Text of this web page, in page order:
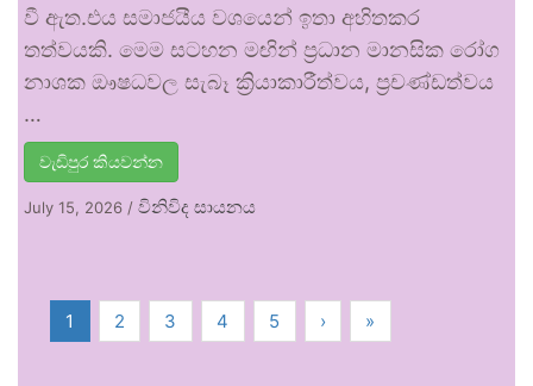
වී ඇත.එය සමාජයීය වශයෙන් ඉතා අහිතකර
තත්වයකි. මෙම සටහන මඟින් ප්‍රධාන මානසික රෝග
නාශක ඖෂධවල සැබෑ ක්‍රියාකාරීත්වය, ප්‍රචණ්ඩත්වය
…
වැඩිපුර කියවන්න
July 15, 2026 / විනිවිද සායනය
1 2 3 4 5 › »